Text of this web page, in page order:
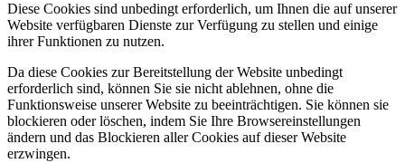
Diese Cookies sind unbedingt erforderlich, um Ihnen die auf unserer
Website verfügbaren Dienste zur Verfügung zu stellen und einige
ihrer Funktionen zu nutzen.
Da diese Cookies zur Bereitstellung der Website unbedingt
erforderlich sind, können Sie sie nicht ablehnen, ohne die
Funktionsweise unserer Website zu beeinträchtigen. Sie können sie
blockieren oder löschen, indem Sie Ihre Browsereinstellungen
ändern und das Blockieren aller Cookies auf dieser Website
erzwingen.